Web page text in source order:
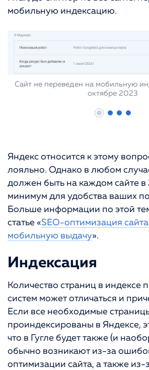
мобильную индексацию.
Сайт не переведен на мобильную
октябре 2023
Яндекс относится к этому
лояльно. Однако в любом
должен быть на каждом сайте в
минимум для удобства ваших
Больше информации по этой
статье «SEO-оптимизация
мобильную выдачу».
Индексация
Количество страниц в индексе
систем может отличаться и
Если все необходимые
проиндексированы в Яндексе,
что в Гугле будет также (и
обычно возникают из-за
оптимизации сайта, а также из-